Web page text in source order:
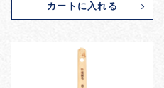
カートに入れる